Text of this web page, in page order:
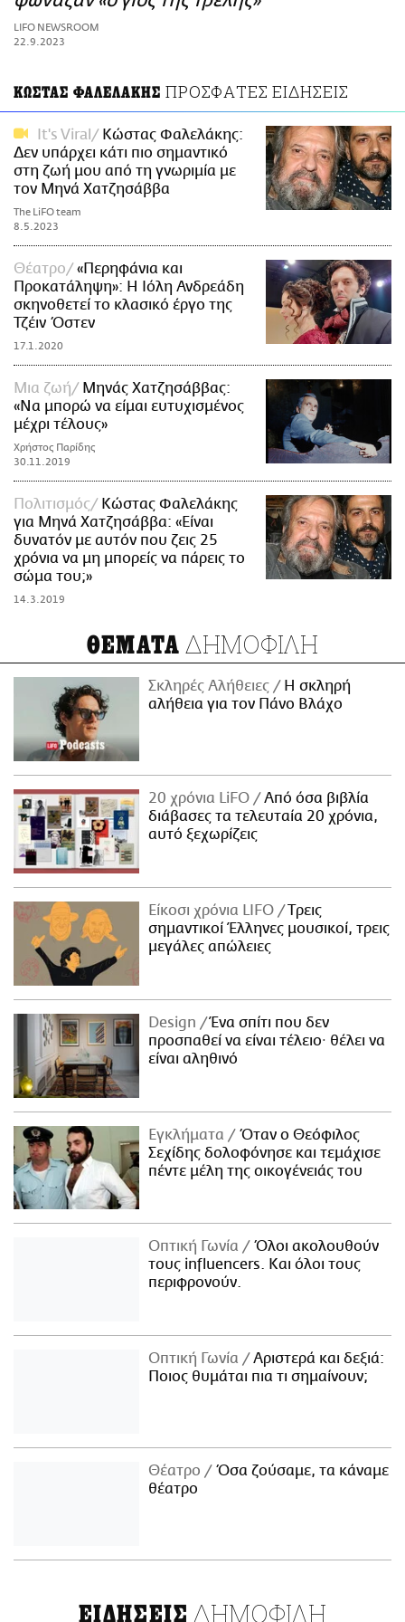
ΑΜΠΑ
PRINT
LIFO NEWSROOM
22.9.2023
ΚΩΣΤΑΣ ΦΑΛΕΛΑΚΗΣ ΠΡΟΣΦΑΤΕΣ ΕΙΔΗΣΕΙΣ
It's Viral
Κώστας Φαλελάκης:
Δεν υπάρχει κάτι πιο σημαντικό
στη ζωή μου από τη γνωριμία με
τον Μηνά Χατζησάββα
The LiFO team
8.5.2023
Θέατρο
«Περηφάνια και
Προκατάληψη»: Η Ιόλη Ανδρεάδη
σκηνοθετεί το κλασικό έργο της
Τζέιν Όστεν
17.1.2020
Μια ζωή
Μηνάς Χατζησάββας:
«Να μπορώ να είμαι ευτυχισμένος
μέχρι τέλους»
Χρήστος Παρίδης
30.11.2019
Πολιτισμός
Κώστας Φαλελάκης
για Μηνά Χατζησάββα: «Είναι
δυνατόν με αυτόν που ζεις 25
χρόνια να μη μπορείς να πάρεις το
σώμα του;»
14.3.2019
ΘΕΜΑΤΑ ΔΗΜΟΦΙΛΗ
Σκληρές Αλήθειες
H σκληρή
αλήθεια για τον Πάνο Βλάχο
20 χρόνια LiFO
Από όσα βιβλία
διάβασες τα τελευταία 20 χρόνια,
αυτό ξεχωρίζεις
Είκοσι χρόνια LIFO
Tρεις
σημαντικοί Έλληνες μουσικοί, τρεις
μεγάλες απώλειες
Design
Ένα σπίτι που δεν
προσπαθεί να είναι τέλειο· θέλει να
είναι αληθινό
Εγκλήματα
Όταν ο Θεόφιλος
Σεχίδης δολοφόνησε και τεμάχισε
πέντε μέλη της οικογένειάς του
Οπτική Γωνία
Όλοι ακολουθούν
τους influencers. Και όλοι τους
περιφρονούν.
Οπτική Γωνία
Αριστερά και δεξιά:
Ποιος θυμάται πια τι σημαίνουν;
Θέατρο
Όσα ζούσαμε, τα κάναμε
θέατρο
ΕΙΔΗΣΕΙΣ ΔΗΜΟΦΙΛΗ